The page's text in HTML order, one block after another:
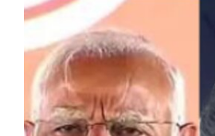
मेरठ
मुरादाबाद
गोरखपुर
प्रयागराज